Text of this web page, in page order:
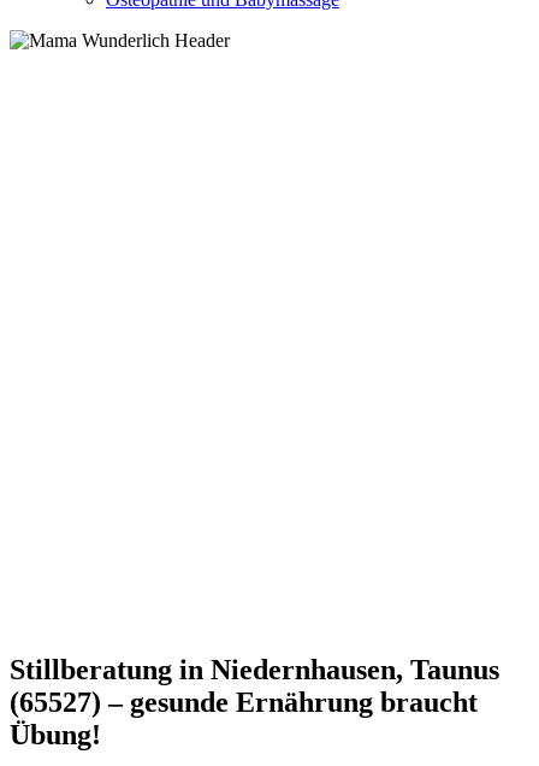
Stillberatung in Niedernhausen, Taunus
(65527) – gesunde Ernährung braucht
Übung!